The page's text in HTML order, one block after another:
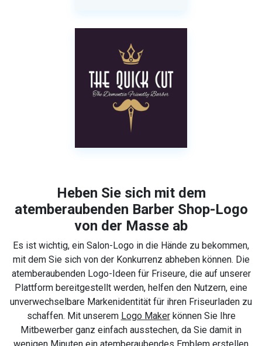
Heben Sie sich mit dem
atemberaubenden Barber Shop-Logo
von der Masse ab
Es ist wichtig, ein Salon-Logo in die Hände zu bekommen,
mit dem Sie sich von der Konkurrenz abheben können. Die
atemberaubenden Logo-Ideen für Friseure, die auf unserer
Plattform bereitgestellt werden, helfen den Nutzern, eine
unverwechselbare Markenidentität für ihren Friseurladen zu
schaffen. Mit unserem Logo Makerkönnen Sie Ihre
Mitbewerber ganz einfach ausstechen, da Sie damit in